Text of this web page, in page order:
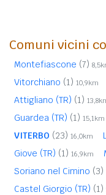
Comuni vicini
Montefiascone (7)
Vitorchiano (1) 10,9km
Attigliano (TR) (1)
Guardea (TR) (1) 15,1km
VITERBO (23) 16,0km
Giove (TR) (1) 16,9km
Soriano nel Cimino (3)
Castel Giorgio (TR) (1)